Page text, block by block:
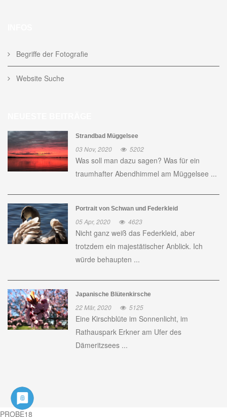
Begriffe der Fotografie
Website Suche
Strandbad Müggelsee
03 Nov, 2020 5202
Was soll man dazu sagen? Was für ein
traumhafter Abendhimmel am Müggelsee ...
Portrait von Schwan und Federkleid
05 Apr, 2020 4623
Nicht ganz weiß das Federkleid, aber
trotzdem ein majestätischer Anblick. Ich
würde behaupten ...
Japanische Blütenkirsche
22 Mär, 2020 5125
Eine Kirschblüte im Sonnenlicht, im
Rathauspark Erkner am Ufer des
Dämeritzsees ...